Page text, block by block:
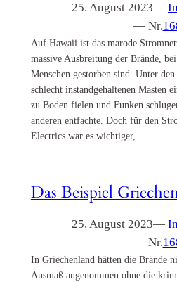
25. August 2023—
— Nr.
Auf Hawaii ist das marode
massive Ausbreitung der Brände,
Menschen gestorben sind. Unter
schlecht instandgehaltenen Masten
zu Boden fielen und Funken
anderen entfachte. Doch für den
Electrics war es wichtiger,…
Das Beispiel
25. August 2023—
— Nr.
In Griechenland hätten die Brände
Ausmaß angenommen ohne die